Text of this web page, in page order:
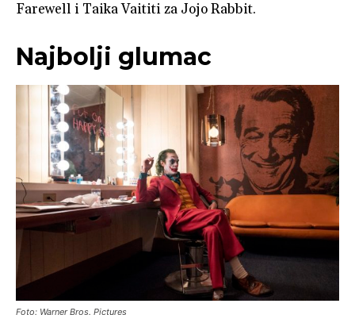
Farewell i Taika Vaititi za Jojo Rabbit.
Najbolji glumac
Foto: Warner Bros. Pictures